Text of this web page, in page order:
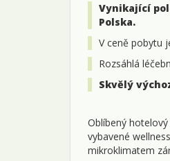
Vynikající
Polska.
V ceně pobytu
Rozsáhlá
Skvělý
Oblíbený
vybavené
mikroklimatem